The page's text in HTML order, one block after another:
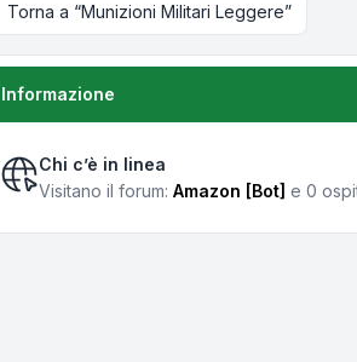
Torna a “Munizioni Militari Leggere”
Informazione
Chi c’è in linea
Visitano il forum: Amazon [Bot] e 0